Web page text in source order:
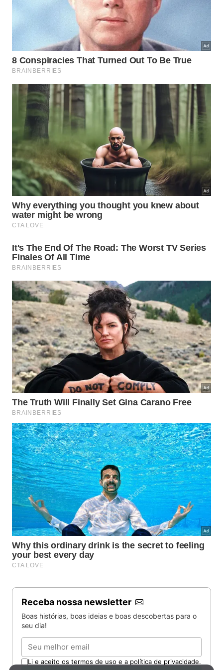
Receba nossa newsletter
Boas histórias, boas ideias e boas descobertas para o
seu dia!
Email
Li e aceito os termos de uso e a política de privacidade.